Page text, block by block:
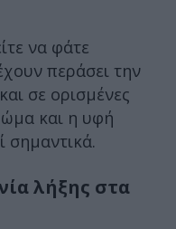
να φάτε
περάσει την
σε ορισμένες
και η υφή
σημαντικά.
λήξης στα